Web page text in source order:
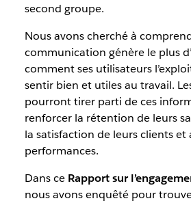
second groupe.
Nous avons cherché à
communication génère le plus
comment ses utilisateurs
sentir bien et utiles au travail.
pourront tirer parti de ces
renforcer la rétention de leurs
la satisfaction de leurs clients et
performances.
Dans ce Rapport sur
nous avons enquêté pour